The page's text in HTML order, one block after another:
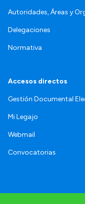
Autoridades, Áreas y
Delegaciones
Normativa
Accesos directos
Gestión Documental
Mi Legajo
Webmail
Convocatorias